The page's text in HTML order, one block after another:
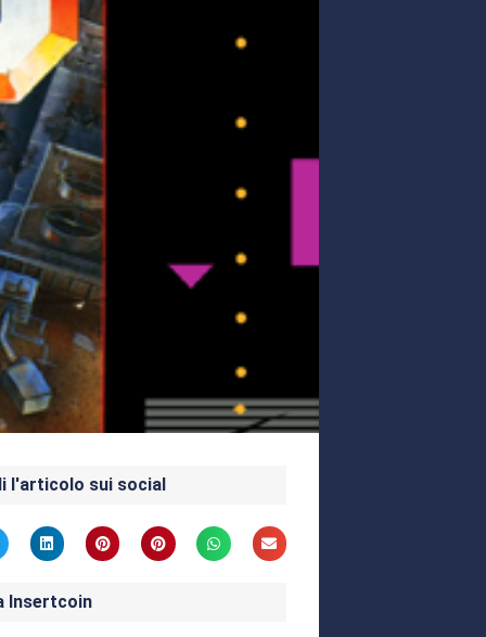
l'articolo sui social
Insertcoin